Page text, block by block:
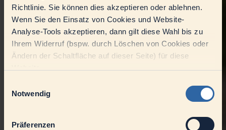
Richtlinie. Sie können dies akzeptieren oder ablehnen.
Wenn Sie den Einsatz von Cookies und Website-
Analyse-Tools akzeptieren, dann gilt diese Wahl bis zu
Ihrem Widerruf (bspw. durch Löschen von Cookies oder
Ändern der Schaltfläche auf dieser Seite) für diese
Notwendig
Präferenzen